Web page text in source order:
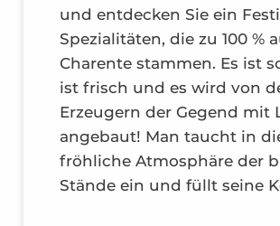
und entdecken Sie ein
Spezialitäten, die zu 100 %
Charente stammen. Es ist
ist frisch und es wird von
Erzeugern der Gegend mit
angebaut! Man taucht in
fröhliche Atmosphäre der
Stände ein und füllt seine